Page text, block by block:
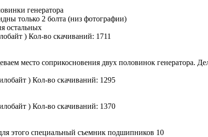
генератора
только 2 болта (низ фотографии)
остальных
) Кол-во скачиваний: 1711
место соприкосновения двух половинок генератора.
) Кол-во скачиваний: 1295
) Кол-во скачиваний: 1370
этого специальный съемник подшипников 10